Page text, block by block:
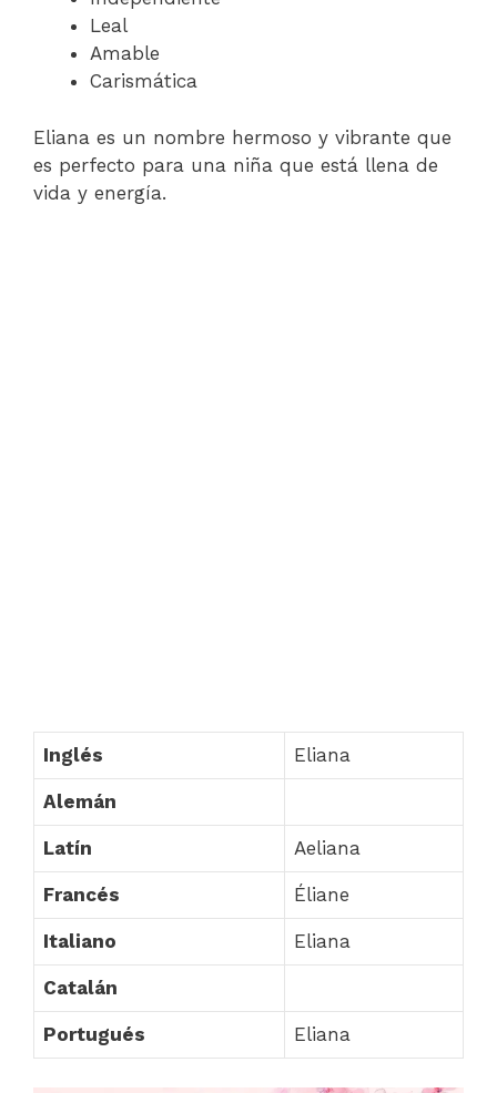
Leal
Amable
Carismática
Eliana es un nombre hermoso y vibrante que
es perfecto para una niña que está llena de
vida y energía.
Inglés Eliana
Alemán
Latín Aeliana
Francés Éliane
Italiano Eliana
Catalán
Portugués Eliana